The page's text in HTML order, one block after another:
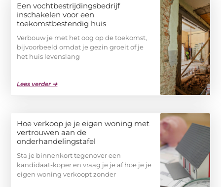
Een vochtbestrijdingsbedrijf
inschakelen voor een
toekomstbestendig huis
Verbouw je met het oog op de toekomst,
bijvoorbeeld omdat je gezin groeit of je
het huis levenslang
Lees verder ➜
Hoe verkoop je je eigen woning met
vertrouwen aan de
onderhandelingstafel
Sta je binnenkort tegenover een
kandidaat-koper en vraag je je af hoe je je
eigen woning verkoopt zonder